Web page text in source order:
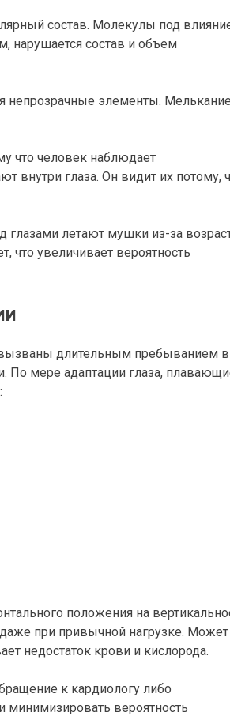
состав. Молекулы под
нарушается состав и объем
непрозрачные элементы.
что человек наблюдает
внутри глаза. Он видит их потому,
летают мушки из-за
что увеличивает вероятность
длительным пребыванием в
По мере адаптации глаза,
положения на
при привычной нагрузке. Может
недостаток крови и кислорода.
к кардиологу либо
минимизировать вероятность